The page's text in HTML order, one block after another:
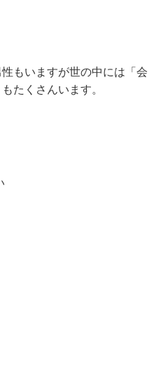
もいますが世の中には「会
たくさんいます。